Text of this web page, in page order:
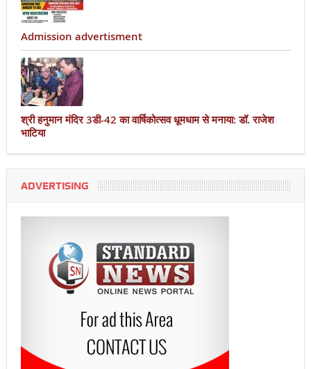
Admission advertisment
श्री हनुमान मंदिर 3डी-42 का वार्षिकोत्सव धूमधाम से मनाया: डॉ. राजेश
भाटिया
ADVERTISING